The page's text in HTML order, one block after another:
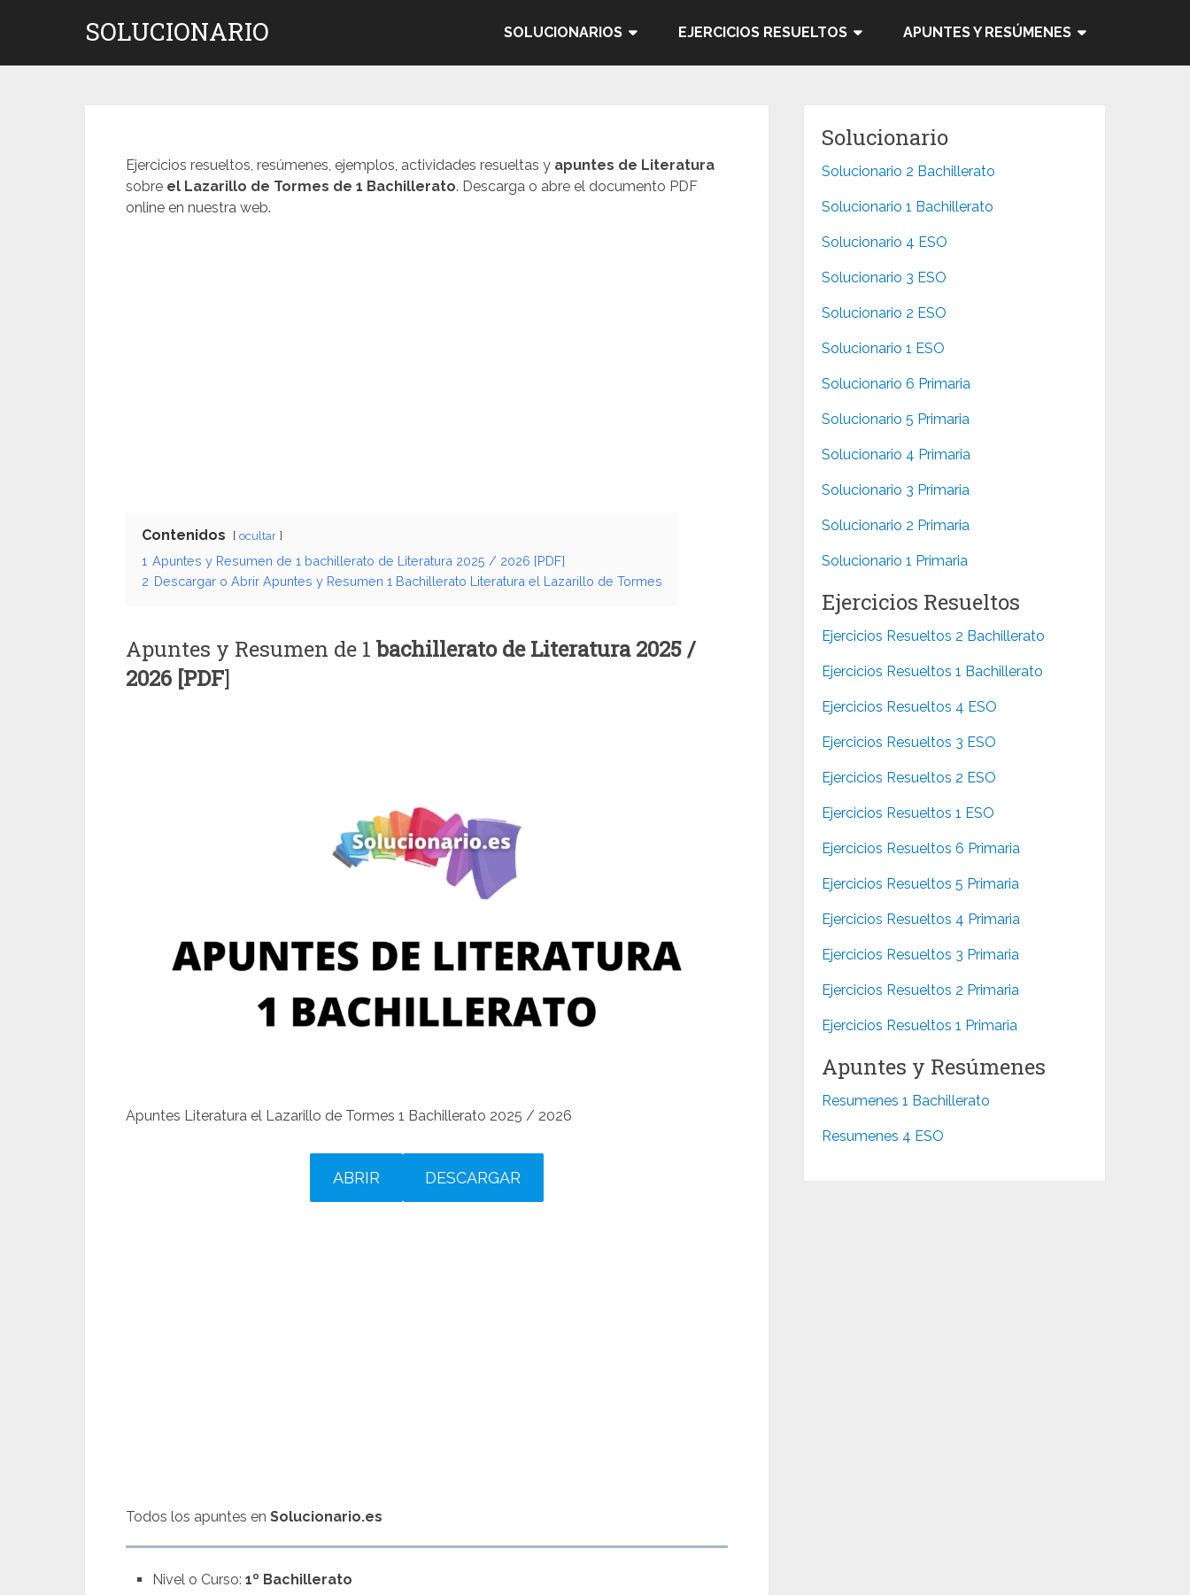
SOLUCIONARIO SOLUCIONARIOS EJERCICIOS RESUELTOS APUNTES Y RESÚMENES
Ejercicios resueltos, resúmenes, ejemplos, actividades resueltas y apuntes de Literatura
sobre el Lazarillo de Tormes de 1 Bachillerato. Descarga o abre el documento PDF
online en nuestra web.
Contenidos ocultar
1 Apuntes y Resumen de 1 bachillerato de Literatura 2025 / 2026 [PDF]
2 Descargar o Abrir Apuntes y Resumen 1 Bachillerato Literatura el Lazarillo de Tormes
Apuntes y Resumen de 1 bachillerato de Literatura 2025 /
2026 [PDF]
Apuntes Literatura el Lazarillo de Tormes 1 Bachillerato 2025 / 2026
ABRIR DESCARGAR
Todos los apuntes en Solucionario.es
Nivel o Curso:1º Bachillerato
Solucionario
Solucionario 2 Bachillerato
Solucionario 1 Bachillerato
Solucionario 4 ESO
Solucionario 3 ESO
Solucionario 2 ESO
Solucionario 1 ESO
Solucionario 6 Primaria
Solucionario 5 Primaria
Solucionario 4 Primaria
Solucionario 3 Primaria
Solucionario 2 Primaria
Solucionario 1 Primaria
Ejercicios Resueltos
Ejercicios Resueltos 2 Bachillerato
Ejercicios Resueltos 1 Bachillerato
Ejercicios Resueltos 4 ESO
Ejercicios Resueltos 3 ESO
Ejercicios Resueltos 2 ESO
Ejercicios Resueltos 1 ESO
Ejercicios Resueltos 6 Primaria
Ejercicios Resueltos 5 Primaria
Ejercicios Resueltos 4 Primaria
Ejercicios Resueltos 3 Primaria
Ejercicios Resueltos 2 Primaria
Ejercicios Resueltos 1 Primaria
Apuntes y Resúmenes
Resumenes 1 Bachillerato
Resumenes 4 ESO